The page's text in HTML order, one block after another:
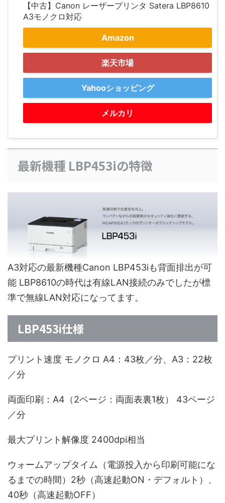
【中古】Canon レーザープリンタ Satera LBP8610
A3モノクロ対応
Amazon
楽天市場
Yahooショッピング
メルカリ
最新機種 LBP453iの特徴
A3対応の最新機種Canon LBP453iも背面排出が可
能 LBP8610の時代は有線LAN接続のみでしたが標
準で無線LAN対応になってます。
LBP453i仕様
プリント速度 モノクロ A4：43枚／分、A3：22枚
／分
両面印刷：A4（2ページ：両面表裏1枚） 43ページ
／分
最大プリント解像度 2400dpi相当
ウォームアップタイム（電源投入から印刷可能にな
るまでの時間）2秒（高速起動ON・デフォルト）、
40秒（高速起動OFF）